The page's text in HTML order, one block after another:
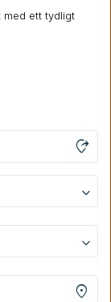
med ett tydligt
moved_location
keyboard_arrow_down
keyboard_arrow_down
location_on